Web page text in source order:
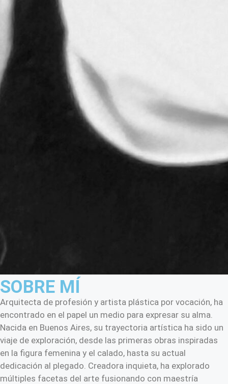
SOBRE MÍ
Arquitecta de profesión y artista plástica por vocación, ha
encontrado en el papel un medio para expresar su alma.
Nacida en Buenos Aires, su trayectoria artística ha sido un
viaje de exploración, desde las primeras obras inspiradas
en la figura femenina y el calado, hasta su actual
dedicación al plegado. Creadora inquieta, ha explorado
múltiples facetas del arte fusionando con maestría